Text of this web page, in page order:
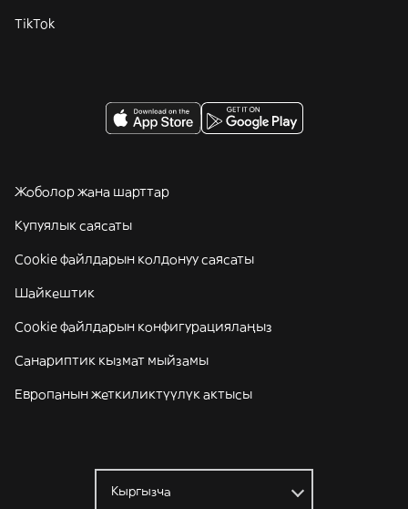
TikTok
Жоболор жана шарттар
Купуялык саясаты
Cookie файлдарын колдонуу саясаты
Шайкештик
Cookie файлдарын конфигурациялаңыз
Санариптик кызмат мыйзамы
Европанын жеткиликтүүлүк актысы